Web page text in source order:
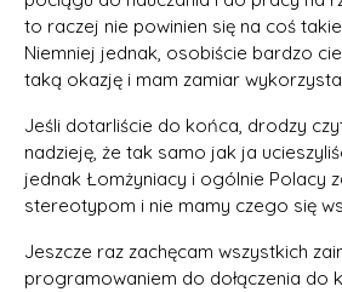
to raczej nie powinien się na coś
Niemniej jednak, osobiście bardzo
taką okazję i mam zamiar
Jeśli dotarliście do końca, drodzy
nadzieję, że tak samo jak ja
jednak Łomżyniacy i ogólnie Polacy
stereotypom i nie mamy czego się
Jeszcze raz zachęcam wszystkich
programowaniem do dołączenia do